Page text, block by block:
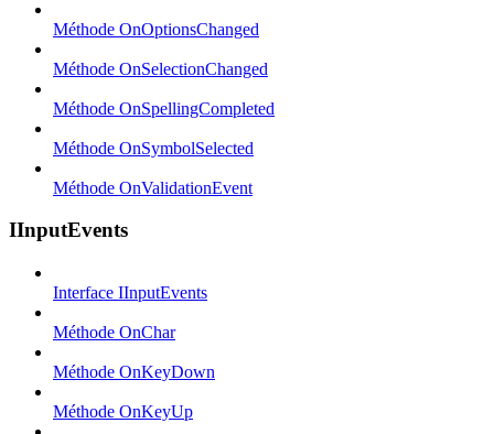
Méthode OnOptionsChanged
Méthode OnSelectionChanged
Méthode OnSpellingCompleted
Méthode OnSymbolSelected
Méthode OnValidationEvent
IInputEvents
Interface IInputEvents
Méthode OnChar
Méthode OnKeyDown
Méthode OnKeyUp